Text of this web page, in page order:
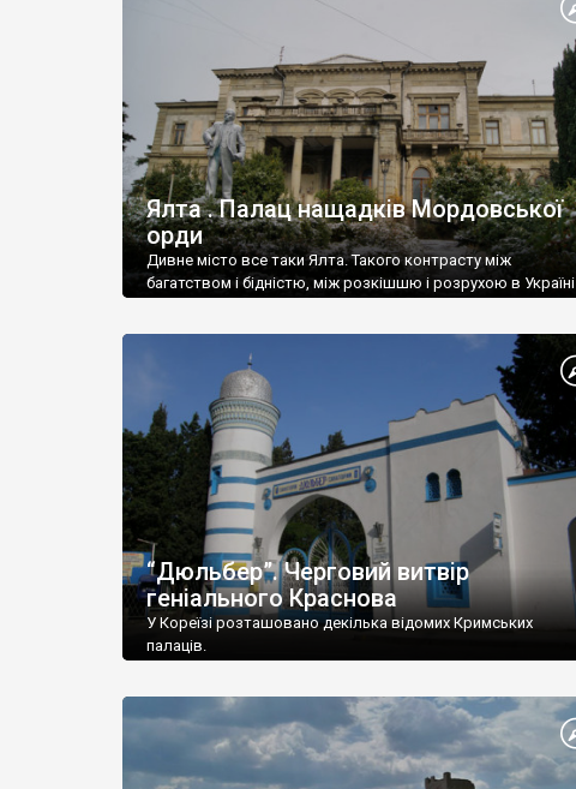
Ялта . Палац нащадків Мордовської
орди
Дивне місто все таки Ялта. Такого контрасту між
багатством і бідністю, між розкішшю і розрухою в Україні
“Дюльбер”. Черговий витвір
геніального Краснова
У Кореїзі розташовано декілька відомих Кримських
палаців.